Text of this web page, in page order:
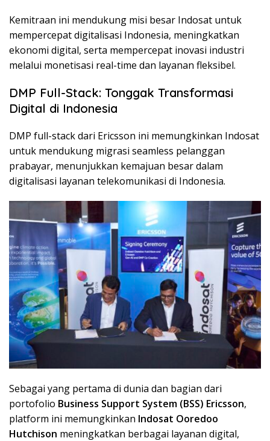
Kemitraan ini mendukung misi besar Indosat untuk
mempercepat digitalisasi Indonesia, meningkatkan
ekonomi digital, serta mempercepat inovasi industri
melalui monetisasi real-time dan layanan fleksibel.
DMP Full-Stack: Tonggak Transformasi
Digital di Indonesia
DMP full-stack dari Ericsson ini memungkinkan Indosat
untuk mendukung migrasi seamless pelanggan
prabayar, menunjukkan kemajuan besar dalam
digitalisasi layanan telekomunikasi di Indonesia.
Sebagai yang pertama di dunia dan bagian dari
portofolio Business Support System (BSS) Ericsson,
platform ini memungkinkan Indosat Ooredoo
Hutchison meningkatkan berbagai layanan digital,